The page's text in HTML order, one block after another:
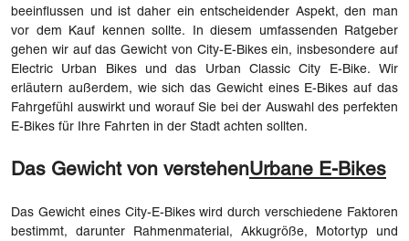
beeinflussen und ist daher ein entscheidender Aspekt, den man
vor dem Kauf kennen sollte. In diesem umfassenden Ratgeber
gehen wir auf das Gewicht von City-E-Bikes ein, insbesondere auf
Electric Urban Bikes und das Urban Classic City E-Bike. Wir
erläutern außerdem, wie sich das Gewicht eines E-Bikes auf das
Fahrgefühl auswirkt und worauf Sie bei der Auswahl des perfekten
E-Bikes für Ihre Fahrten in der Stadt achten sollten.
Das Gewicht von verstehenUrbane E-Bikes
Das Gewicht eines City-E-Bikes wird durch verschiedene Faktoren
bestimmt, darunter Rahmenmaterial, Akkugröße, Motortyp und